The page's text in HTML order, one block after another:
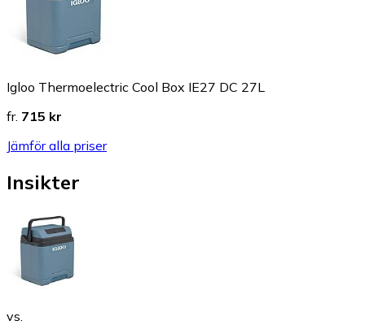
Igloo Thermoelectric Cool Box IE27 DC 27L
fr. 715 kr
Jämför alla priser
Insikter
vs.